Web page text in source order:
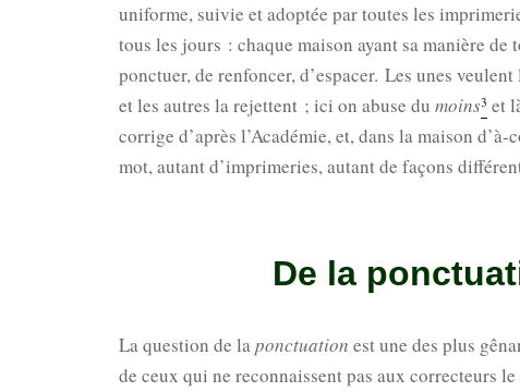
uni­forme, sui­vie et adop­tée par toutes les
tous les jours : chaque mai­son ayant sa manière de
ponc­tuer, de ren­fon­cer, d’espacer. Les unes
et les autres la rejettent ; ici on abuse du moins3 et
cor­rige d’après l’Académie, et, dans la mai­son d’à-
mot, autant d’imprimeries, autant de façons
De la
La ques­tion de laponc­tua­tion est une des plus
de ceux qui ne recon­naissent pas aux cor­rec­teurs